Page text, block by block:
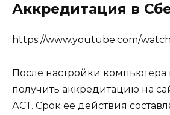
Аккредитация в
https://www.youtube.com/
После настройки
получить аккредитацию на
АСТ. Срок её действия